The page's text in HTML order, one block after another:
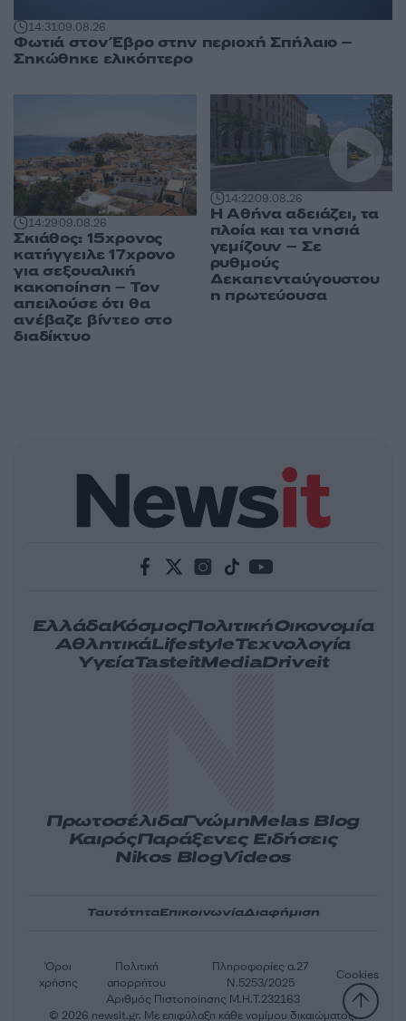
14:3109.08.26
Φωτιά στον Έβρο στην περιοχή Σπήλαιο –
Σηκώθηκε ελικόπτερο
14:2909.08.26
Σκιάθος: 15χρονος
κατήγγειλε 17χρονο
για σεξουαλική
κακοποίηση – Τον
απειλούσε ότι θα
ανέβαζε βίντεο στο
διαδίκτυο
14:2209.08.26
Η Αθήνα αδειάζει, τα
πλοία και τα νησιά
γεμίζουν – Σε
ρυθμούς
Δεκαπενταύγουστου
η πρωτεύουσα
ΕλλάδαΚόσμοςΠολιτικήΟικονομία
ΑθλητικάLifestyleΤεχνολογία
ΥγείαTasteitMediaDriveit
ΠρωτοσέλιδαΓνώμηMelas Blog
ΚαιρόςΠαράξενες Ειδήσεις
Nikos BlogVideos
ΤαυτότηταΕπικοινωνίαΔιαφήμιση
Αριθμός Πιστοποίησης Μ.Η.Τ.232163
Όροι
χρήσης
Πολιτική
απορρήτου
Πληροφορίες α.27
Ν.5253/2025
Cookies
© 2026 newsit.gr. Με επιφύλαξη κάθε νομίμου δικαιώματος.